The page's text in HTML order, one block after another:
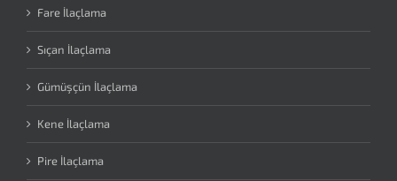
Fare İlaçlama
Sıçan İlaçlama
Gümüşçün İlaçlama
Kene İlaçlama
Pire İlaçlama